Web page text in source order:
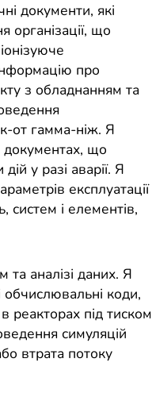
документи, які
організації, що
про
з обладнанням та
от гамма-ніж. Я
що
у разі аварії. Я
експлуатації
систем і елементів,
та аналізі даних. Я
коди,
реакторах під тиском
симуляцій
втрата потоку